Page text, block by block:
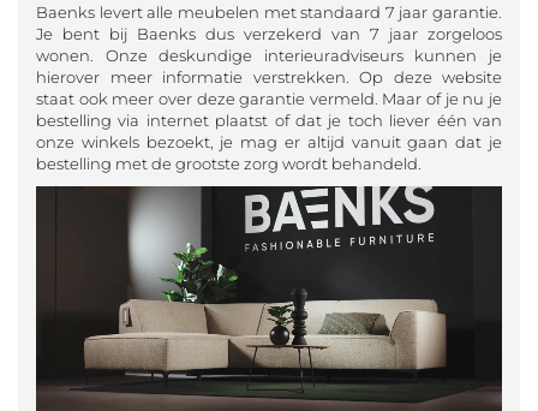
Baenks levert alle meubelen met standaard 7 jaar garantie.
Je bent bij Baenks dus verzekerd van 7 jaar zorgeloos
wonen. Onze deskundige interieuradviseurs kunnen je
hierover meer informatie verstrekken. Op deze website
staat ook meer over deze garantie vermeld. Maar of je nu je
bestelling via internet plaatst of dat je toch liever één van
onze winkels bezoekt, je mag er altijd vanuit gaan dat je
bestelling met de grootste zorg wordt behandeld.